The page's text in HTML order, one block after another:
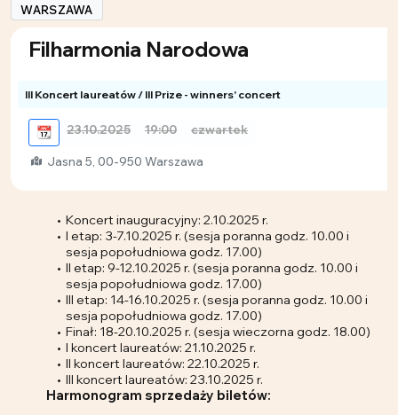
WARSZAWA
Filharmonia Narodowa
III Koncert laureatów / III Prize - winners' concert
📆 23.10.2025 19:00 czwartek
Jasna 5, 00-950 Warszawa
Koncert inauguracyjny: 2.10.2025 r.
I etap: 3-7.10.2025 r. (sesja poranna godz. 10.00 i
sesja popołudniowa godz. 17.00)
II etap: 9-12.10.2025 r. (sesja poranna godz. 10.00 i
sesja popołudniowa godz. 17.00)
III etap: 14-16.10.2025 r. (sesja poranna godz. 10.00 i
sesja popołudniowa godz. 17.00)
Finał: 18-20.10.2025 r. (sesja wieczorna godz. 18.00)
I koncert laureatów: 21.10.2025 r.
II koncert laureatów: 22.10.2025 r.
III koncert laureatów: 23.10.2025 r.
Harmonogram sprzedaży biletów: